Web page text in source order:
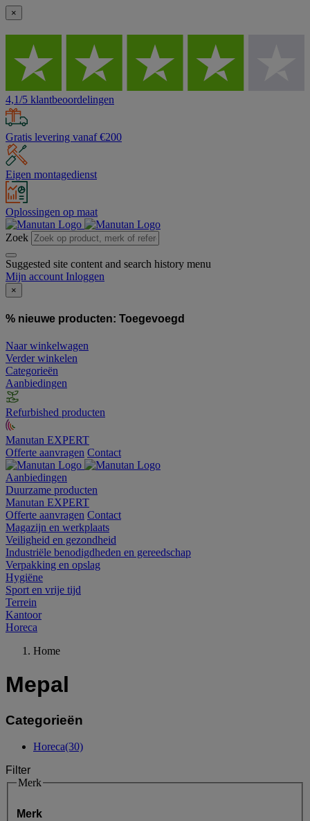
×
4,1/5 klantbeoordelingen
Gratis levering vanaf €200
Eigen montagedienst
Oplossingen op maat
Zoek
Suggested site content and search history menu
Mijn account Inloggen
×
% nieuwe producten: Toegevoegd
Naar winkelwagen
Verder winkelen
Categorieën
Aanbiedingen
Refurbished producten
Manutan EXPERT
Offerte aanvragen Contact
Aanbiedingen
Duurzame producten
Manutan EXPERT
Offerte aanvragen Contact
Magazijn en werkplaats
Veiligheid en gezondheid
Industriële benodigdheden en gereedschap
Verpakking en opslag
Hygiëne
Sport en vrije tijd
Terrein
Kantoor
Horeca
Home
Mepal
Categorieën
Horeca(30)
Filter
Merk
Merk